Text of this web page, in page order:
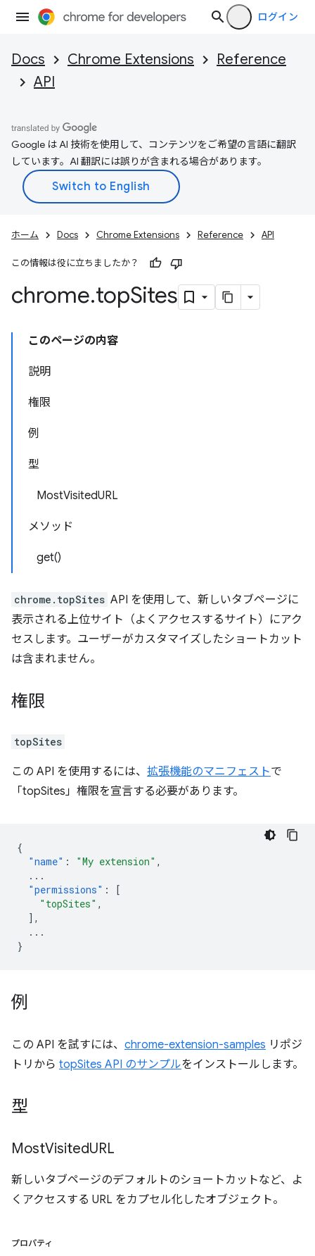
ログイン
Docs Chrome Extensions
Reference
API
Google は AI 技術を使用して、コンテンツをご希望の言語に翻訳
しています。AI 翻訳には誤りが含まれる場合があります。
ホーム Docs Chrome Extensions Reference API
この情報は役に立ちましたか？
chrome.topSites
このページの内容
説明
権限
例
型
MostVisitedURL
メソッド
get()
chrome.topSites API を使用して、新しいタブページに
表示される上位サイト（よくアクセスするサイト）にアク
セスします。ユーザーがカスタマイズしたショートカット
は含まれません。
権限
topSites
この API を使用するには、 拡張機能のマニフェストで
「topSites」権限を宣言する必要があります。
{
"name" : "My extension" ,
...
"permissions" :
[
"topSites" ,
],
...
}
例
この API を試すには、 chrome-extension-samples リポジ
トリから topSites API のサンプルをインストールします。
型
MostVisitedURL
新しいタブページのデフォルトのショートカットなど、よ
くアクセスする URL をカプセル化したオブジェクト。
プロパティ